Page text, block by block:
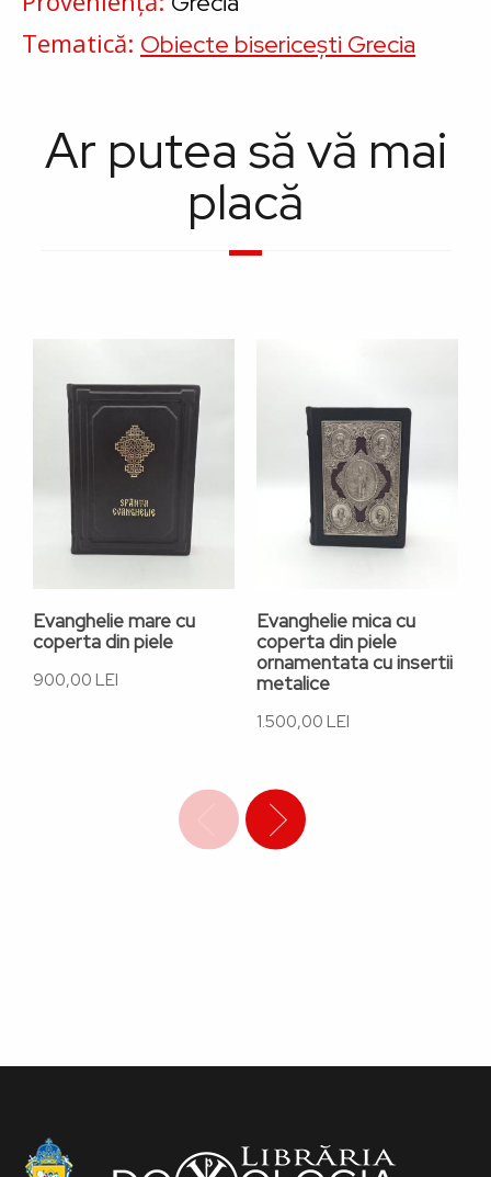
Tematică Obiecte bisericești Grecia
Ar putea să vă mai
placă
Evanghelie mare cu
coperta din piele
900,00 LEI
Evanghelie mica cu
coperta din piele
ornamentata cu insertii
metalice
1.500,00 LEI